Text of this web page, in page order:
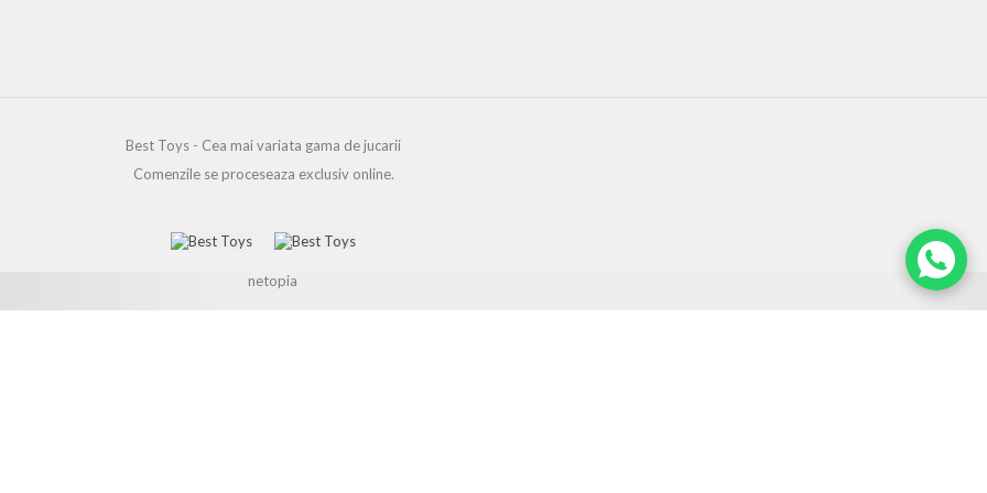
Best Toys - Cea mai variata gama de jucarii
Comenzile se proceseaza exclusiv online.